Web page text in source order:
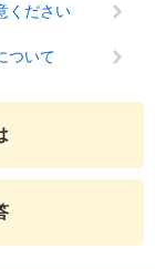
ください
ついて